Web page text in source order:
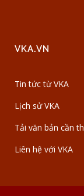
VKA.VN
Tin tức từ VKA
Lịch sử VKA
Tải văn bản cần
Liên hệ với VKA